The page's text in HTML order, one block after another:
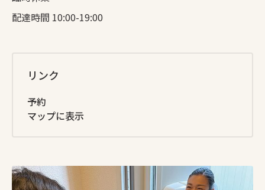
配達時間 10:00-19:00
リンク
予約
マップに表示